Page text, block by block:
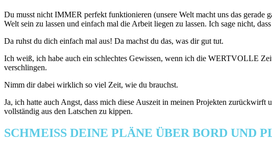
Du musst nicht IMMER perfekt funktionieren (unsere Welt macht uns das gerade
Welt sein zu lassen und einfach mal die Arbeit liegen zu lassen. Ich sage nicht,
Da ruhst du dich einfach mal aus! Da machst du das, was dir gut tut.
Ich weiß, ich habe auch ein schlechtes Gewissen, wenn ich die WERTVOLLE
verschlingen.
Nimm dir dabei wirklich so viel Zeit, wie du brauchst.
Ja, ich hatte auch Angst, dass mich diese Auszeit in meinen Projekten
vollständig aus den Latschen zu kippen.
SCHMEISS DEINE PLÄNE ÜBER BORD UND